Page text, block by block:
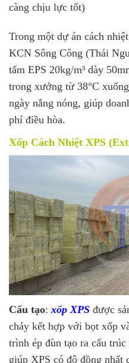
càng chịu lực tốt)
Trong một dự án cách
KCN Sông Công (Thái
tấm EPS 20kg/m³ dày
trong xưởng từ 38°C
ngày nắng nóng, giúp
phí điều hòa.
Xốp Cách Nhiệt XPS
Cấu tạo: xốp XPS được
chảy kết hợp với bọt xốp
trình ép đùn tạo ra cấu
giúp XPS có độ đồng nhất